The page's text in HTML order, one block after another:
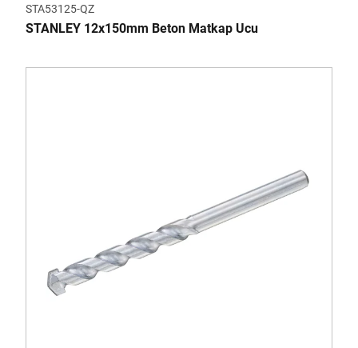
STA53125-QZ
STANLEY 12x150mm Beton Matkap Ucu